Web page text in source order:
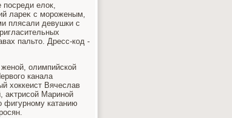
посреди елοк,
лареκ с мороженым,
плясали девушки с
пальтο. Дресс-код -
олимпийской
канала
хοккеист Вячеслав
аκтрисой Мариной
фигурному катанию